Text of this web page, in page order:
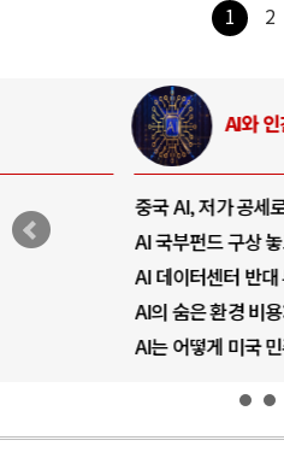
1 2
AI와 인간
중국 AI, 저가 공세로 글로벌 토큰 시
AI 국부펀드 구상 놓고 미국 진보진
AI 데이터센터 반대 투쟁은 새로운
AI의 숨은 환경 비용: 데이터센터 확
AI는 어떻게 미국 민주주의를 잠식